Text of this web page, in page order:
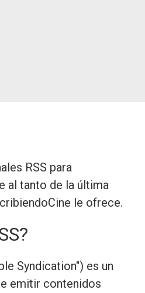
RSS para
al tanto de la última
le ofrece.
Syndication") es un
emitir contenidos